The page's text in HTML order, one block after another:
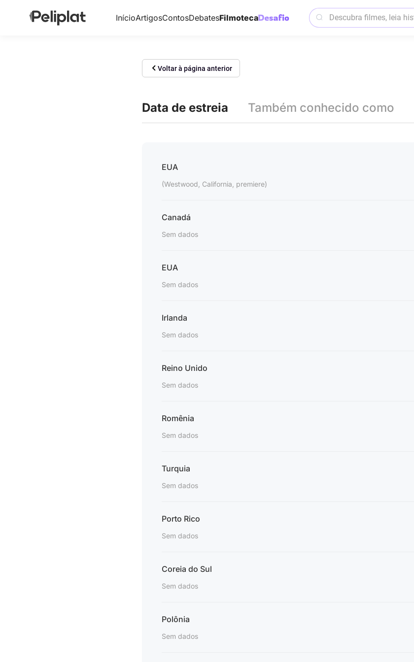
InícioArtigosContosDebatesFilmoteca
Voltar à página anterior
Data de estreia Também conhecido como
EUA
(Westwood, California, premiere)
Canadá
Sem dados
EUA
Sem dados
Irlanda
Sem dados
Reino Unido
Sem dados
Romênia
Sem dados
Turquia
Sem dados
Porto Rico
Sem dados
Coreia do Sul
Sem dados
Polônia
Sem dados